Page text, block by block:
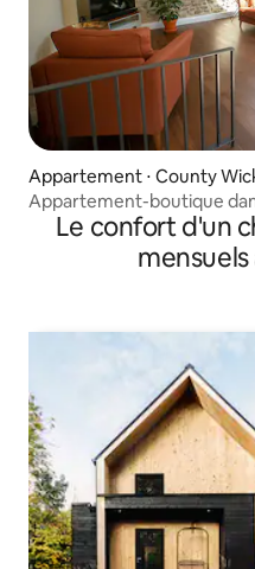
Appartement ⋅ County
Appartement-boutique
sur 3)Le confort d'un